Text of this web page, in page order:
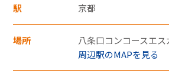
駅 京都
場所
八条口コンコースエ
周辺駅のMAPを見る
支払いについては暗証番号の入
もしくは「クレジット売上票
社控え（お店控）」にサイン
す。